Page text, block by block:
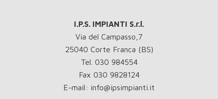
I.P.S. IMPIANTI S.r.l.
Via del Campasso,7
25040 Corte Franca (BS)
Tel. 030 984554
Fax 030 9828124
E-mail: info@ipsimpianti.it